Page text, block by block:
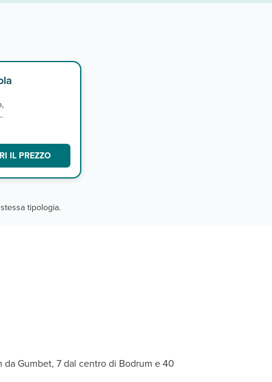
IL PREZZO
tipologia.
Gumbet, 7 dal centro di Bodrum e 40
snack bar.
gratuita nella lobby.